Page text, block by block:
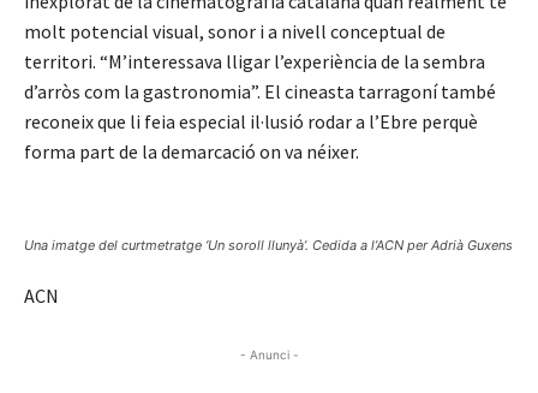
molt potencial visual, sonor i a nivell conceptual de
territori. “M’interessava lligar l’experiència de la sembra
d’arròs com la gastronomia”. El cineasta tarragoní també
reconeix que li feia especial il·lusió rodar a l’Ebre perquè
forma part de la demarcació on va néixer.
Una imatge del curtmetratge ‘Un soroll llunyà’. Cedida a l’ACN per Adrià Guxens
ACN
- Anunci -